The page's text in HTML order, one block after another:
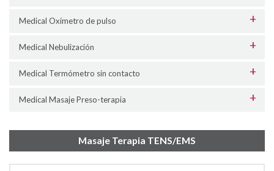
Medical Oxímetro de pulso
Medical Nebulización
Medical Termómetro sin contacto
Medical Masaje Preso-terapia
Masaje Terapia TENS/EMS